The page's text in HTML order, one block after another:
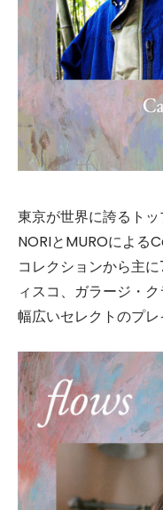
東京が世界に誇るト
NORIとMUROによる
コレクションから主
ィスコ、ガラージ・
幅広いセレクトのプレ